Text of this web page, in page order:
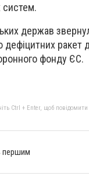
систем.
держав
ракет
фонду ЄС.
Ctrl + Enter, щоб
першим